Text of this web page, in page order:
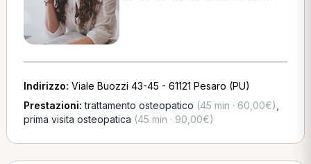
Indirizzo: Viale Buozzi 43-45 - 61121 Pesaro (PU)
Prestazioni:trattamento osteopatico (45 min · 60,00€)
prima visita osteopatica (45 min · 90,00€)